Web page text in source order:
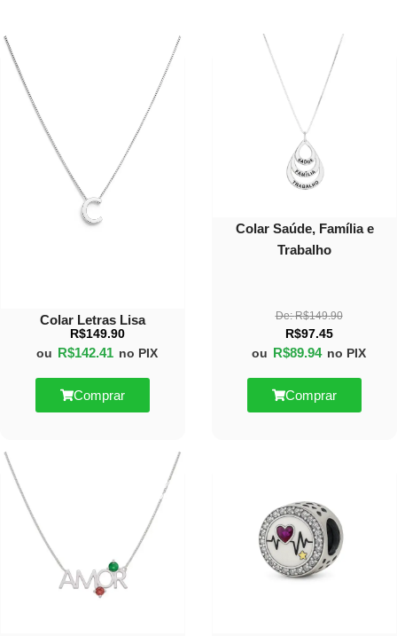
Colar Letras Lisa
R$149.90
ou R$142.41 no PIX
Comprar
Colar Saúde, Família e
Trabalho
De:R$149.90
R$97.45
ou R$89.94 no PIX
Comprar
40%
OFF